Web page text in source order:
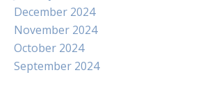
December 2024
November 2024
October 2024
September 2024